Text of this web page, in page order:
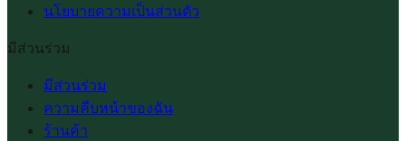
นโยบายความเป็นส่วนตัว
มีส่วนร่วม
มีส่วนร่วม
ความคืบหน้าของฉัน
ร้านค้า